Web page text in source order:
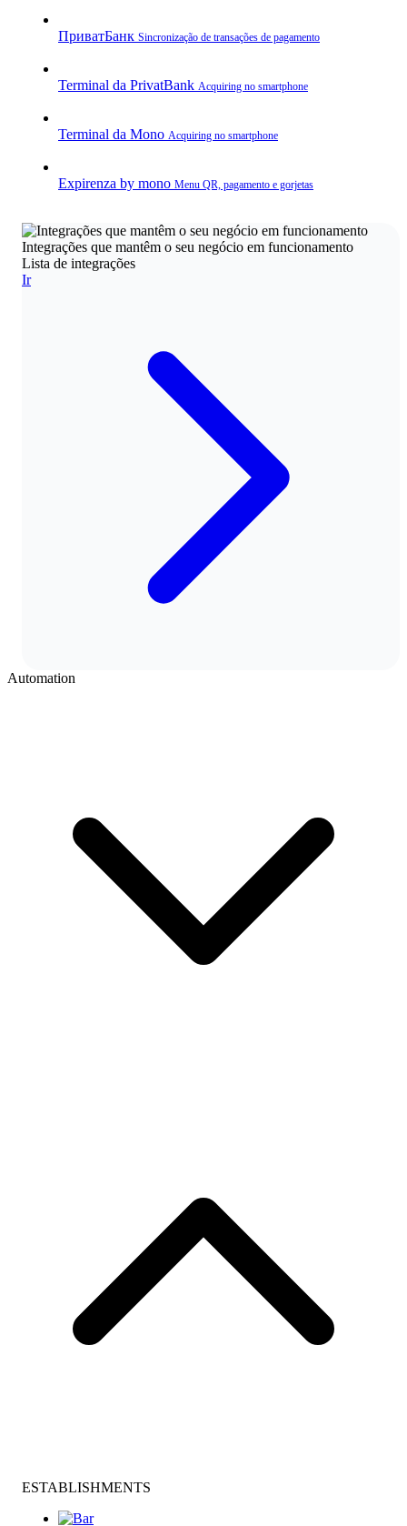
ПриватБанк Sincronização de transações de pagamento
Terminal da PrivatBank Acquiring no smartphone
Terminal da Mono Acquiring no smartphone
Expirenza by mono Menu QR, pagamento e gorjetas
Integrações que mantêm o seu negócio em funcionamento
Lista de integrações
Ir
Automation
ESTABLISHMENTS